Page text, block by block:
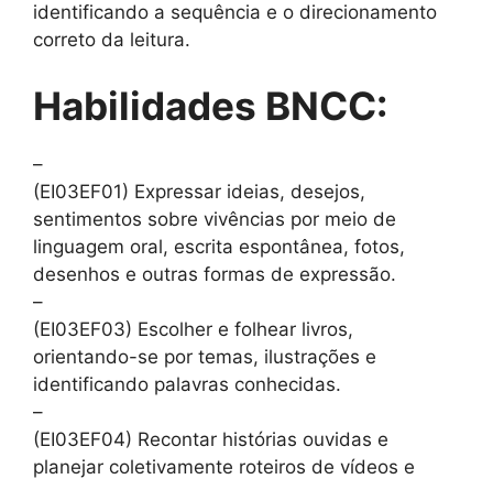
identificando a sequência e o direcionamento
correto da leitura.
Habilidades BNCC:
–
(EI03EF01) Expressar ideias, desejos,
sentimentos sobre vivências por meio de
linguagem oral, escrita espontânea, fotos,
desenhos e outras formas de expressão.
–
(EI03EF03) Escolher e folhear livros,
orientando-se por temas, ilustrações e
identificando palavras conhecidas.
–
(EI03EF04) Recontar histórias ouvidas e
planejar coletivamente roteiros de vídeos e